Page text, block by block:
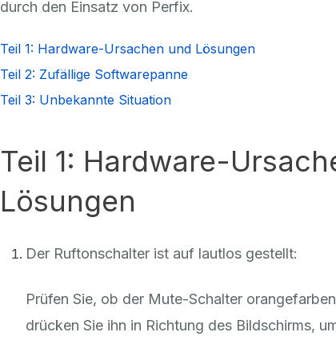
durch den Einsatz von Perfix.
Teil 1: Hardware-Ursachen und Lösungen
Teil 2: Zufällige Softwarepanne
Teil 3: Unbekannte Situation
Teil 1: Hardware-
Lösungen
Der Ruftonschalter ist auf lautlos gestellt:
Prüfen Sie, ob der Mute-Schalter
drücken Sie ihn in Richtung des Bildschirms,